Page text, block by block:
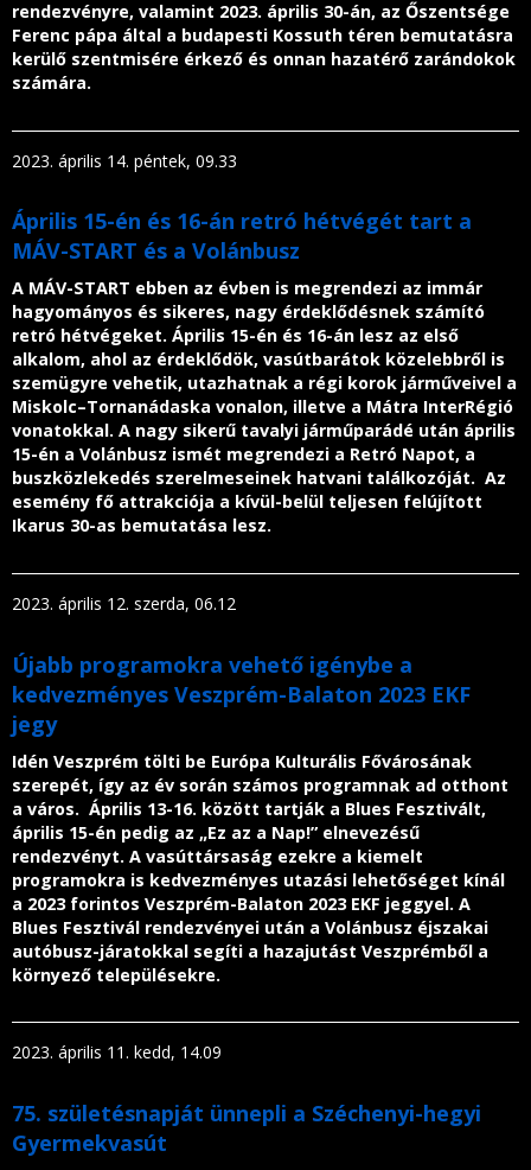
rendezvényre, valamint 2023. április 30-án, az Őszentsége
Ferenc pápa által a budapesti Kossuth téren bemutatásra
kerülő szentmisére érkező és onnan hazatérő zarándokok
számára.
2023. április 14. péntek, 09.33
Április 15-én és 16-án retró hétvégét tart a
MÁV-START és a Volánbusz
A MÁV-START ebben az évben is megrendezi az immár
hagyományos és sikeres, nagy érdeklődésnek számító
retró hétvégeket. Április 15-én és 16-án lesz az első
alkalom, ahol az érdeklődök, vasútbarátok közelebbről is
szemügyre vehetik, utazhatnak a régi korok járműveivel a
Miskolc–Tornanádaska vonalon, illetve a Mátra InterRégió
vonatokkal. A nagy sikerű tavalyi járműparádé után április
15-én a Volánbusz ismét megrendezi a Retró Napot, a
buszközlekedés szerelmeseinek hatvani találkozóját. Az
esemény fő attrakciója a kívül-belül teljesen felújított
Ikarus 30-as bemutatása lesz.
2023. április 12. szerda, 06.12
Újabb programokra vehető igénybe a
kedvezményes Veszprém-Balaton 2023 EKF
jegy
Idén Veszprém tölti be Európa Kulturális Fővárosának
szerepét, így az év során számos programnak ad otthont
a város. Április 13-16. között tartják a Blues Fesztivált,
április 15-én pedig az „Ez az a Nap!” elnevezésű
rendezvényt. A vasúttársaság ezekre a kiemelt
programokra is kedvezményes utazási lehetőséget kínál
a 2023 forintos Veszprém-Balaton 2023 EKF jeggyel. A
Blues Fesztivál rendezvényei után a Volánbusz éjszakai
autóbusz-járatokkal segíti a hazajutást Veszprémből a
környező településekre.
2023. április 11. kedd, 14.09
75. születésnapját ünnepli a Széchenyi-hegyi
Gyermekvasút